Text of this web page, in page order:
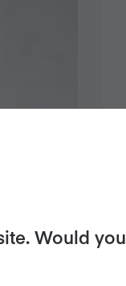
Would you